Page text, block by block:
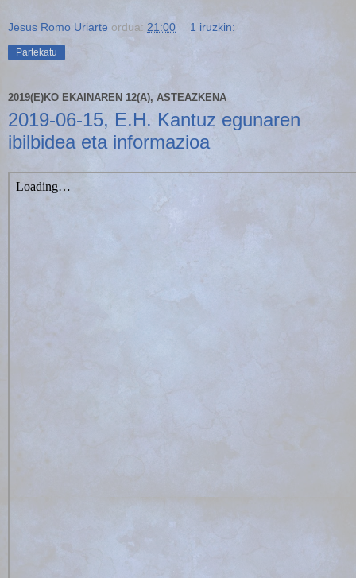
Jesus Romo Uriarte ordua: 21:00 1 iruzkin:
Partekatu
2019(E)KO EKAINAREN 12(A), ASTEAZKENA
2019-06-15, E.H. Kantuz egunaren
ibilbidea eta informazioa